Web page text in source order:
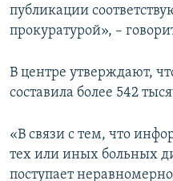
публикации
прокуратурой», –
В центре утверждают,
составила более 542
«В связи с тем, что
тех или иных больных
поступает